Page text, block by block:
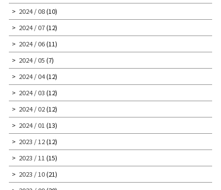
2024 / 08(10)
2024 / 07(12)
2024 / 06(11)
2024 / 05 (7)
2024 / 04(12)
2024 / 03 (12)
2024 / 02(12)
2024 / 01 (13)
2023 / 12(12)
2023 / 11 (15)
2023 / 10(21)